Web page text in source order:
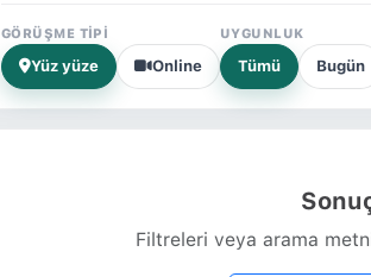
GÖRÜŞME TIPI
Yüz yüze Online
UYGUNLUK
Tümü Bugün
Filtreleri veya arama